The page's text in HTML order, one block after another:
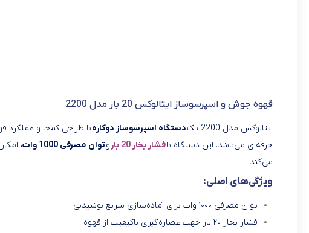
قهوه جوش و اسپرسوساز ایتالوکس 20 بار مدل 2200
ایتالوکس مدل 2200 یک دستگاه اسپرسوساز دوکارهبا طراحی کم‌جا و عملکرد
حرفه‌ای می‌باشد. این دستگاه بافشار بخار 20 بار وتوان مصرفی 1000 وات
،
می‌کند.
ویژگی‌های اصلی:
توان مصرفی ۱۰۰۰ وات برای آماده‌سازی سریع نوشیدنی
فشار بخار ۲۰ بار جهت عصاره‌گیری باکیفیت از قهوه